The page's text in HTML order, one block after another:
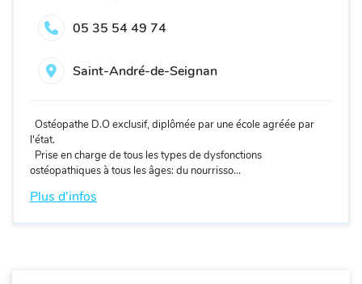
05 35 54 49 74
Saint-André-de-Seignan
Ostéopathe D.O exclusif, diplômée par une école agréée par
l'état.
Prise en charge de tous les types de dysfonctions
ostéopathiques à tous les âges: du nourrisso...
Plus d'infos